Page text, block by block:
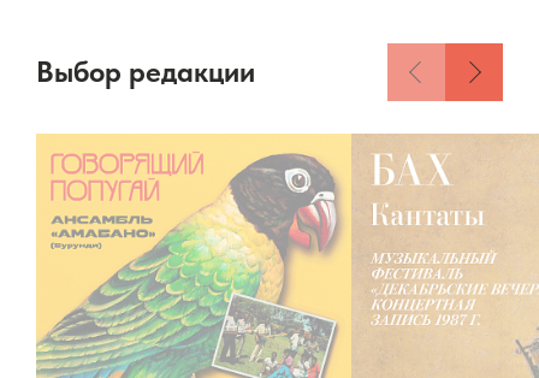
Выбор редакции